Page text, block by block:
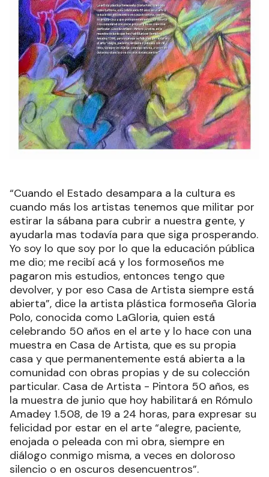
“Cuando el Estado desampara a la cultura es
cuando más los artistas tenemos que militar por
estirar la sábana para cubrir a nuestra gente, y
ayudarla mas todavía para que siga prosperando.
Yo soy lo que soy por lo que la educación pública
me dio; me recibí acá y los formoseños me
pagaron mis estudios, entonces tengo que
devolver, y por eso Casa de Artista siempre está
abierta”, dice la artista plástica formoseña Gloria
Polo, conocida como LaGloria, quien está
celebrando 50 años en el arte y lo hace con una
muestra en Casa de Artista, que es su propia
casa y que permanentemente está abierta a la
comunidad con obras propias y de su colección
particular. Casa de Artista - Pintora 50 años, es
la muestra de junio que hoy habilitará en Rómulo
Amadey 1.508, de 19 a 24 horas, para expresar su
felicidad por estar en el arte “alegre, paciente,
enojada o peleada con mi obra, siempre en
diálogo conmigo misma, a veces en doloroso
silencio o en oscuros desencuentros”.